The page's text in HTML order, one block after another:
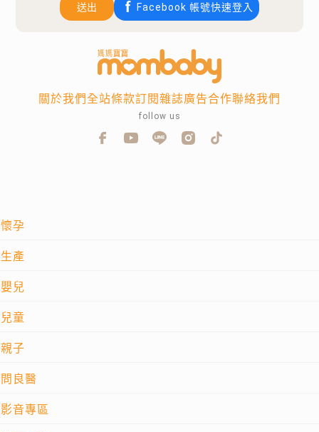
送出 Facebook 帳號快速登入
懷孕
生產
嬰兒
兒童
親子
問良醫
影音專區
關於我們全站條款訂閱雜誌廣告合作聯絡我們
follow us